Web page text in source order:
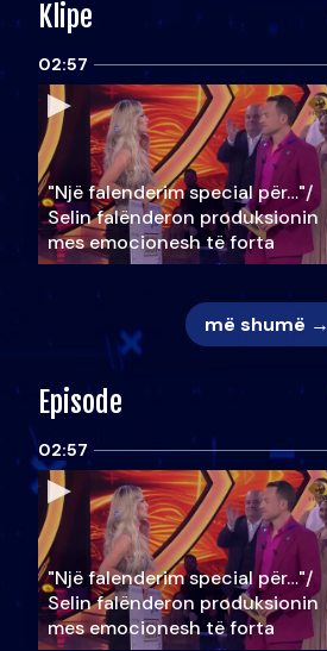
Klipe
02:57
"Një falenderim special për…"/
Selin falënderon produksionin
mes emocionesh të forta
më shumë →
Episode
02:57
"Një falenderim special për…"/
Selin falënderon produksionin
mes emocionesh të forta